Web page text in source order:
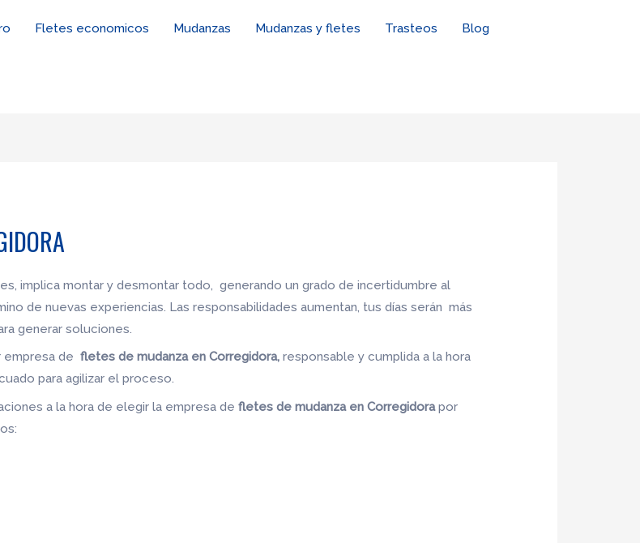
Fletes economicos Mudanzas Mudanzas y fletes Trasteos Blog
implica montar y desmontar todo, generando un grado de incertidumbre al
de nuevas experiencias. Las responsabilidades aumentan, tus días serán más
generar soluciones.
empresa defletes de mudanza en Corregidora,responsable y cumplida a la hora
para agilizar el proceso.
a la hora de elegir la empresa defletes de mudanza en Corregidorapor